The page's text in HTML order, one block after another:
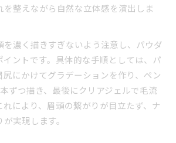
を整えながら自然な立体感を演出しま
を濃く描きすぎないよう注意し、パウダ
イントです。具体的な手順としては、パ
尻にかけてグラデーションを作り、ペン
ずつ描き、最後にクリアジェルで毛流
により、眉頭の繋がりが目立たず、ナ
実現します。